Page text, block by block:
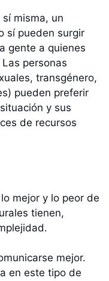
misma, un
sí pueden surgir
gente a quienes
personas
transgénero,
pueden preferir
y sus
de recursos
mejor y lo peor de
tienen,
mejor.
en este tipo de